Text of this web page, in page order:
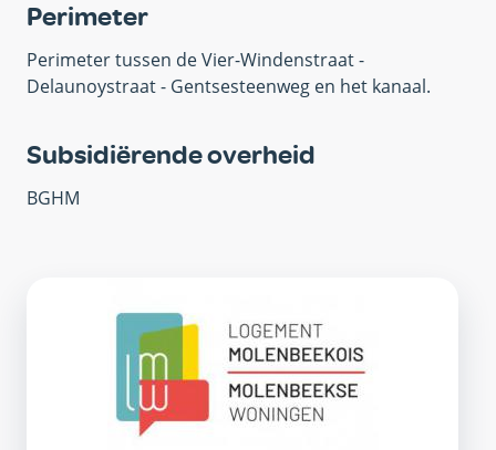
Perimeter
Perimeter tussen de Vier-Windenstraat -
Delaunoystraat - Gentsesteenweg en het kanaal.
Subsidiërende overheid
BGHM